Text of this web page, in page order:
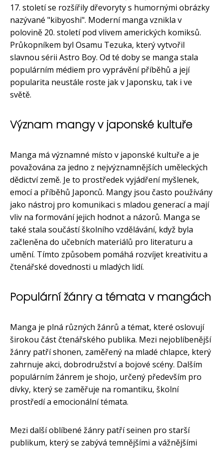
17. století se rozšířily dřevoryty s humornými obrázky
nazývané "kibyoshi". Moderní manga vznikla v
polovině 20. století pod vlivem amerických komiksů.
Průkopníkem byl Osamu Tezuka, který vytvořil
slavnou sérii Astro Boy. Od té doby se manga stala
populárním médiem pro vyprávění příběhů a její
popularita neustále roste jak v Japonsku, tak i ve
světě.
Význam mangy v japonské kultuře
Manga má významné místo v japonské kultuře a je
považována za jedno z nejvýznamnějších uměleckých
dědictví země. Je to prostředek vyjádření myšlenek,
emocí a příběhů Japonců. Mangy jsou často používány
jako nástroj pro komunikaci s mladou generací a mají
vliv na formování jejich hodnot a názorů. Manga se
také stala součástí školního vzdělávání, když byla
začleněna do učebních materiálů pro literaturu a
umění. Tímto způsobem pomáhá rozvíjet kreativitu a
čtenářské dovednosti u mladých lidí.
Populární žánry a témata v mangách
Manga je plná různých žánrů a témat, které oslovují
širokou část čtenářského publika. Mezi nejoblíbenější
žánry patří shonen, zaměřený na mladé chlapce, který
zahrnuje akci, dobrodružství a bojové scény. Dalším
populárním žánrem je shojo, určený především pro
dívky, který se zaměřuje na romantiku, školní
prostředí a emocionální témata.
Mezi další oblíbené žánry patří seinen pro starší
publikum, který se zabývá temnějšími a vážnějšími